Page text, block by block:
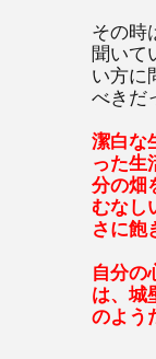
その時
聞いて
い方に
べきだ
潔白な
った生
分の畑
むなし
さに飽
自分の
は、城
のよう